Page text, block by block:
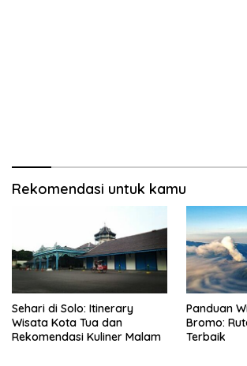
Rekomendasi untuk kamu
Sehari di Solo: Itinerary
Wisata Kota Tua dan
Rekomendasi Kuliner Malam
Panduan
Bromo:
Terbaik